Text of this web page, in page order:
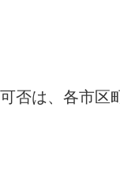
否は、各市区